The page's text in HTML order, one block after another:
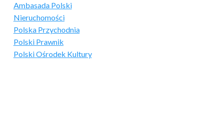
Ambasada Polski
Nieruchomości
Polska Przychodnia
Polski Prawnik
Polski Ośrodek Kultury